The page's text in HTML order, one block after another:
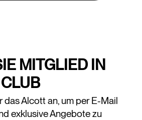
MITGLIED IN
das Alcott an, um per E-Mail
exklusive Angebote zu